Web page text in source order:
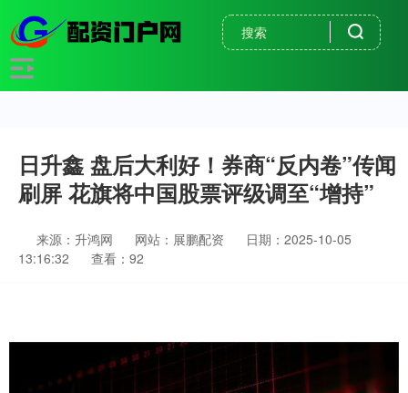
日升鑫 盘后大利好！券商“反内卷”传闻
刷屏 花旗将中国股票评级调至“增持”
来源：升鸿网 网站：展鹏配资
日期：2025-10-05
13:16:32
查看：92